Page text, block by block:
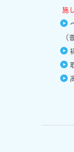
施
（